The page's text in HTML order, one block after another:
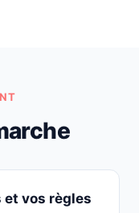
et vos règles